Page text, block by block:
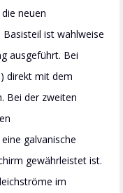
neuen
ist wahlweise
ausgeführt. Bei
direkt mit dem
Bei der zweiten
galvanische
gewährleistet ist.
im